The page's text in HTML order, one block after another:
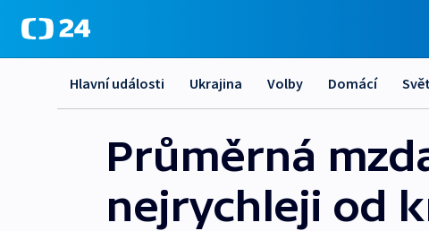
Hlavní události Ukrajina Volby Domácí
Průměrná
nejrychleji od